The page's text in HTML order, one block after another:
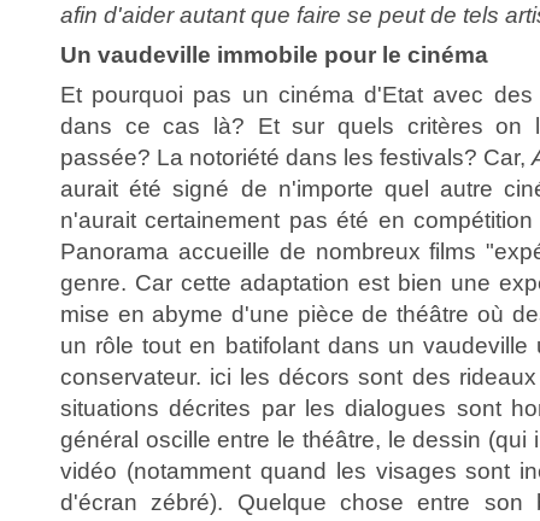
afin d'aider autant que faire se peut de tels
Un vaudeville immobile pour le cinéma
Et pourquoi pas un cinéma d'Etat avec des
dans ce cas là? Et sur quels critères on
passée? La notoriété dans les festivals? Car,
aurait été signé de n'importe quel autre
n'aurait certainement pas été en
Panorama accueille de nombreux films
genre. Car cette adaptation est bien une
mise en abyme d'une pièce de théâtre où
un rôle tout en batifolant dans un
conservateur. ici les décors sont des
situations décrites par les dialogues sont
général oscille entre le théâtre, le dessin (qui
vidéo (notamment quand les visages sont
d'écran zébré). Quelque chose entre son